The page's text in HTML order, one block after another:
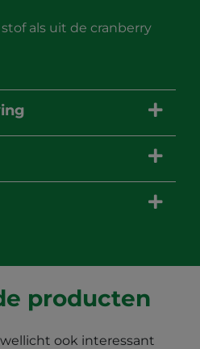
als uit de cranberry
producten
ook interessant